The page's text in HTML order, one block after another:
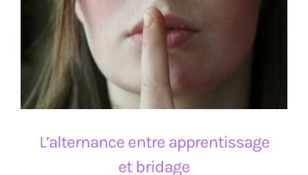
L’alternance entre apprentissage et bridage
L’alternance entre apprentissage
et bridage